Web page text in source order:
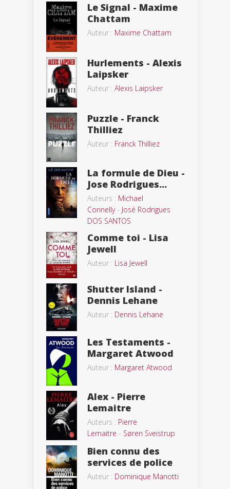
Le Signal - Maxime
Chattam
Auteur : Maxime Chattam
Hurlements - Alexis
Laipsker
Auteur : Alexis Laipsker
Puzzle - Franck
Thilliez
Auteur : Franck Thilliez
La formule de Dieu -
Jose Rodrigues...
Auteurs : Michael
Connelly- José Rodrigues
DOS SANTOS
Comme toi - Lisa
Jewell
Auteur : Lisa Jewell
Shutter Island -
Dennis Lehane
Auteur : Dennis Lehane
Les Testaments -
Margaret Atwood
Auteur : Margaret Atwood
Alex - Pierre
Lemaitre
Auteurs : Pierre
Lemaitre - Søren Sveistrup
Bien connu des
services de police
Auteur : Dominique Manotti